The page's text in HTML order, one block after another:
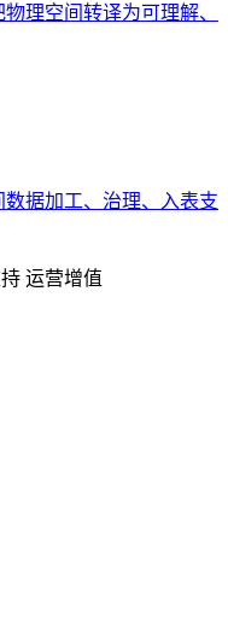
理空间转译为可理解、
据加工、治理、入表支
运营增值